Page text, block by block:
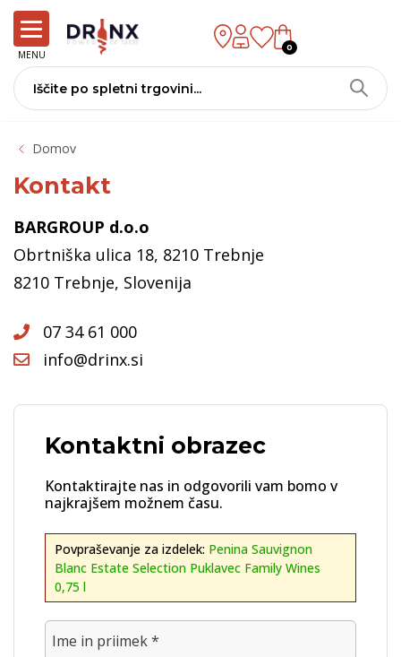
MENU
0
Domov
Kontakt
BARGROUP d.o.o
Obrtniška ulica 18, 8210 Trebnje
8210 Trebnje, Slovenija
07 34 61 000
info@drinx.si
Kontaktni obrazec
Kontaktirajte nas in odgovorili vam bomo v
najkrajšem možnem času.
Povpraševanje za izdelek: Penina Sauvignon
Blanc Estate Selection Puklavec Family Wines
0,75 l
Ime in priimek *